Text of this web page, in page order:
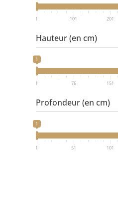
1 101 201
Hauteur (en cm)
1
1 76 151
Profondeur (en cm)
1
1 51 101